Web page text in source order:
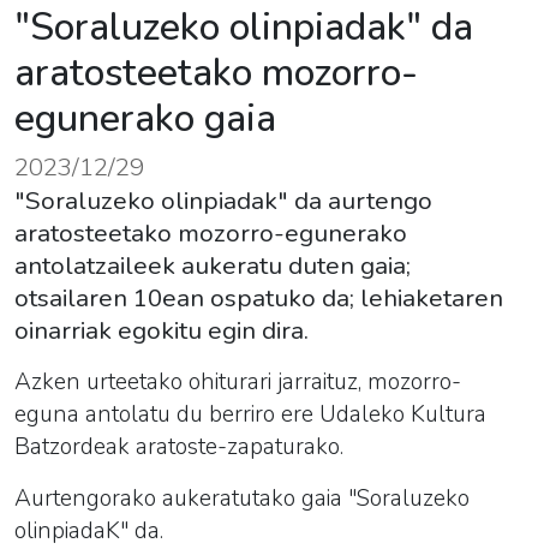
"Soraluzeko olinpiadak" da
aratosteetako mozorro-
egunerako gaia
2023/12/29
"Soraluzeko olinpiadak" da aurtengo
aratosteetako mozorro-egunerako
antolatzaileek aukeratu duten gaia;
otsailaren 10ean ospatuko da; lehiaketaren
oinarriak egokitu egin dira.
Azken urteetako ohiturari jarraituz, mozorro-
eguna antolatu du berriro ere Udaleko Kultura
Batzordeak aratoste-zapaturako.
Aurtengorako aukeratutako gaia "Soraluzeko
olinpiadaK" da.